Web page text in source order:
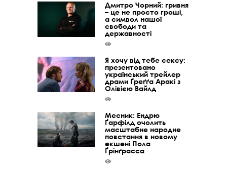
Дмитро Чорний: гривня
– це не просто гроші,
а символ нашої
свободи та
державності
Я хочу від тебе сексу:
презентовано
український трейлер
драми Ґреґґа Аракі з
Олівією Вайлд
Месник: Ендрю
Ґарфілд очолить
масштабне народне
повстання в новому
екшені Пола
Ґрінґрасса